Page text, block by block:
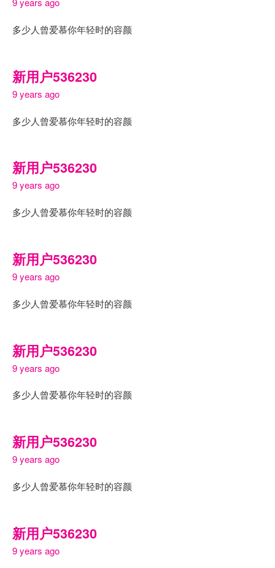
多少人曾爱慕你年轻时的容颜
新用户536230
9 years ago
多少人曾爱慕你年轻时的容颜
新用户536230
9 years ago
多少人曾爱慕你年轻时的容颜
新用户536230
9 years ago
多少人曾爱慕你年轻时的容颜
新用户536230
9 years ago
多少人曾爱慕你年轻时的容颜
新用户536230
9 years ago
多少人曾爱慕你年轻时的容颜
新用户536230
9 years ago